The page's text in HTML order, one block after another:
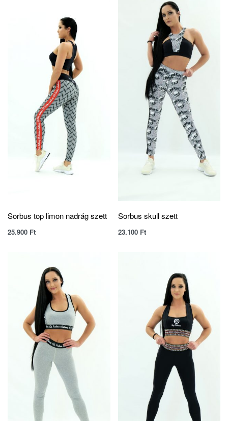
Sorbus top limon nadrág szett
25.900 Ft
Sorbus skull szett
23.100 Ft